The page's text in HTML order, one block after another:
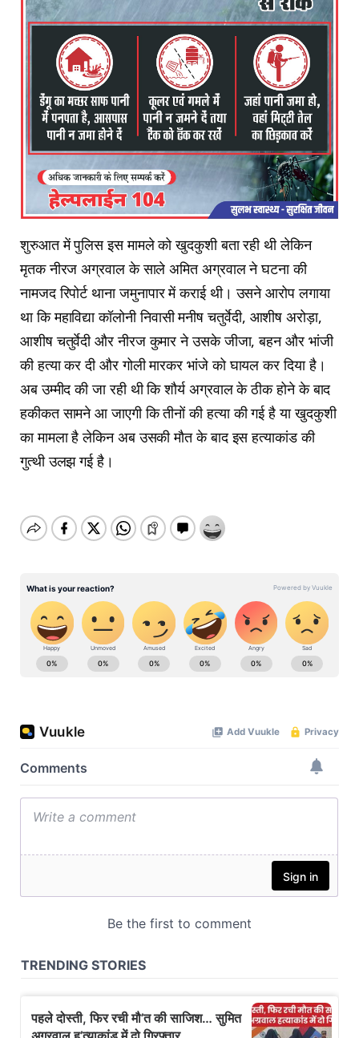
शुरुआत में पुलिस इस मामले को खुदकुशी बता रही थी लेकिन
मृतक नीरज अग्रवाल के साले अमित अग्रवाल ने घटना की
नामजद रिपोर्ट थाना जमुनापार में कराई थी। उसने आरोप लगाया
था कि महाविद्या कॉलोनी निवासी मनीष चतुर्वेदी, आशीष अरोड़ा,
आशीष चतुर्वेदी और नीरज कुमार ने उसके जीजा, बहन और भांजी
की हत्या कर दी और गोली मारकर भांजे को घायल कर दिया है।
अब उम्मीद की जा रही थी कि शौर्य अग्रवाल के ठीक होने के बाद
हकीकत सामने आ जाएगी कि तीनों की हत्या की गई है या खुदकुशी
का मामला है लेकिन अब उसकी मौत के बाद इस हत्याकांड की
गुत्थी उलझ गई है।